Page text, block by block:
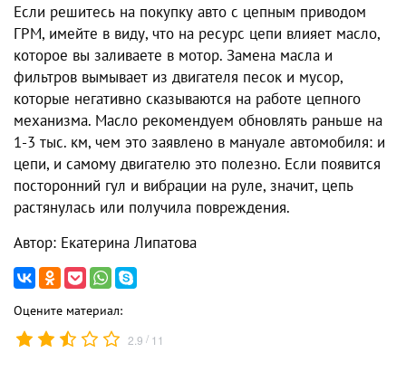
Если решитесь на покупку авто с цепным приводом
ГРМ, имейте в виду, что на ресурс цепи влияет масло,
которое вы заливаете в мотор. Замена масла и
фильтров вымывает из двигателя песок и мусор,
которые негативно сказываются на работе цепного
механизма. Масло рекомендуем обновлять раньше на
1-3 тыс. км, чем это заявлено в мануале автомобиля: и
цепи, и самому двигателю это полезно. Если появится
посторонний гул и вибрации на руле, значит, цепь
растянулась или получила повреждения.
Автор: Екатерина Липатова
Оцените материал:
2.9 / 11